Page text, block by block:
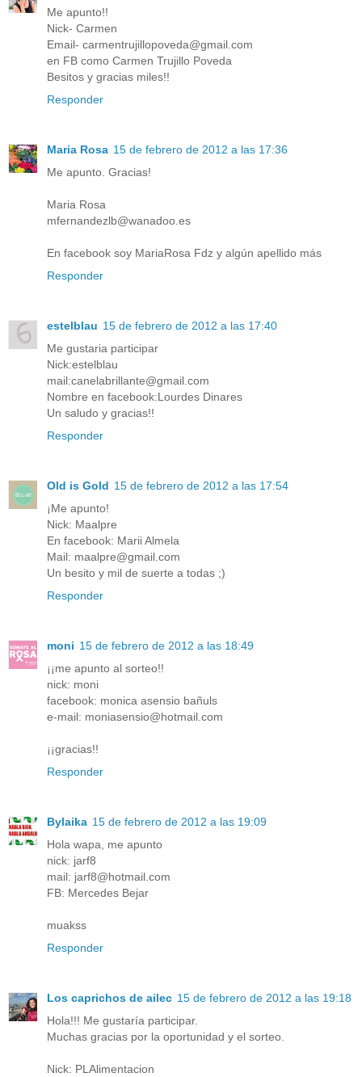
Me apunto!!
Nick- Carmen
Email- carmentrujillopoveda@gmail.com
en FB como Carmen Trujillo Poveda
Besitos y gracias miles!!
Responder
Maria Rosa 15 de febrero de 2012 a las 17:36
Me apunto. Gracias!
Maria Rosa
mfernandezlb@wanadoo.es
En facebook soy MariaRosa Fdz y algún apellido más
Responder
estelblau 15 de febrero de 2012 a las 17:40
Me gustaria participar
Nick:estelblau
mail:canelabrillante@gmail.com
Nombre en facebook:Lourdes Dinares
Un saludo y gracias!!
Responder
Old is Gold 15 de febrero de 2012 a las 17:54
¡Me apunto!
Nick: Maalpre
En facebook: Marii Almela
Mail: maalpre@gmail.com
Un besito y mil de suerte a todas ;)
Responder
moni 15 de febrero de 2012 a las 18:49
¡¡me apunto al sorteo!!
nick: moni
facebook: monica asensio bañuls
e-mail: moniasensio@hotmail.com
¡¡gracias!!
Responder
Bylaika 15 de febrero de 2012 a las 19:09
Hola wapa, me apunto
nick: jarf8
mail: jarf8@hotmail.com
FB: Mercedes Bejar
muakss
Responder
Los caprichos de ailec 15 de febrero de 2012 a las 19:18
Hola!!! Me gustaría participar.
Muchas gracias por la oportunidad y el sorteo.
Nick: PLAlimentacion